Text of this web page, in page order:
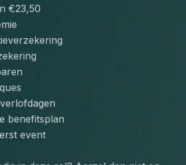
€23,50
benefitsplan
event